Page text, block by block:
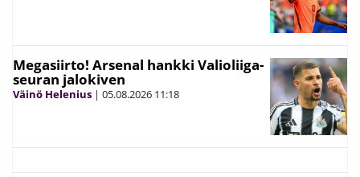
Megasiirto! Arsenal hankki Valioliiga-
seuran jalokiven
Väinö Helenius | 05.08.2026 11:18